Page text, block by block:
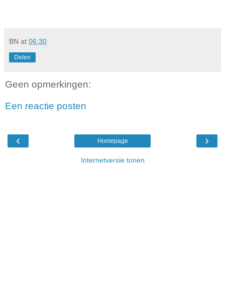
BN at 06:30
Delen
Geen opmerkingen:
Een reactie posten
‹ ›
Homepage
Internetversie tonen